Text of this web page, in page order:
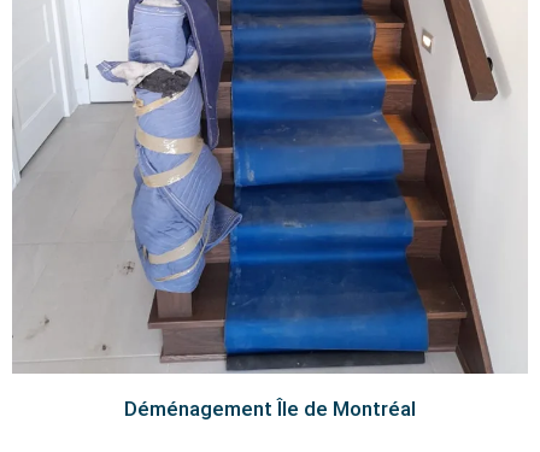
Déménagement Île de Montréal